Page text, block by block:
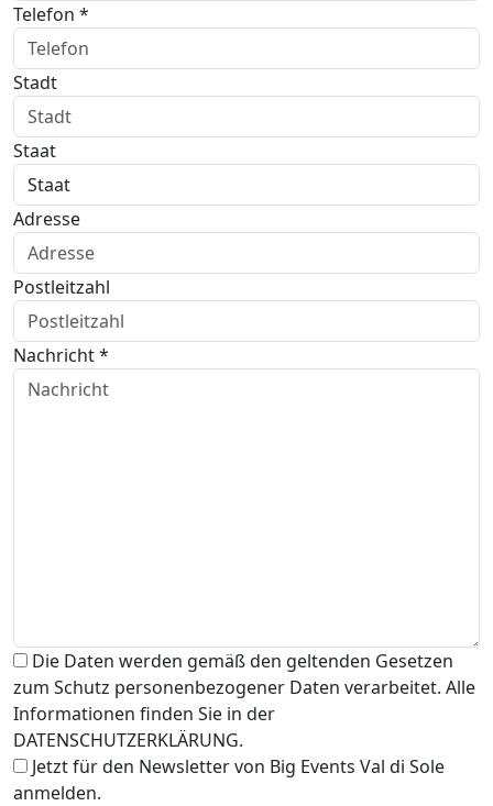
Telefon *
Stadt
Staat
Adresse
Postleitzahl
Nachricht *
Die Daten werden gemäß den geltenden Gesetzen
zum Schutz personenbezogener Daten verarbeitet. Alle
Informationen finden Sie in der
DATENSCHUTZERKLÄRUNG.
Jetzt für den Newsletter von Big Events Val di Sole
anmelden.